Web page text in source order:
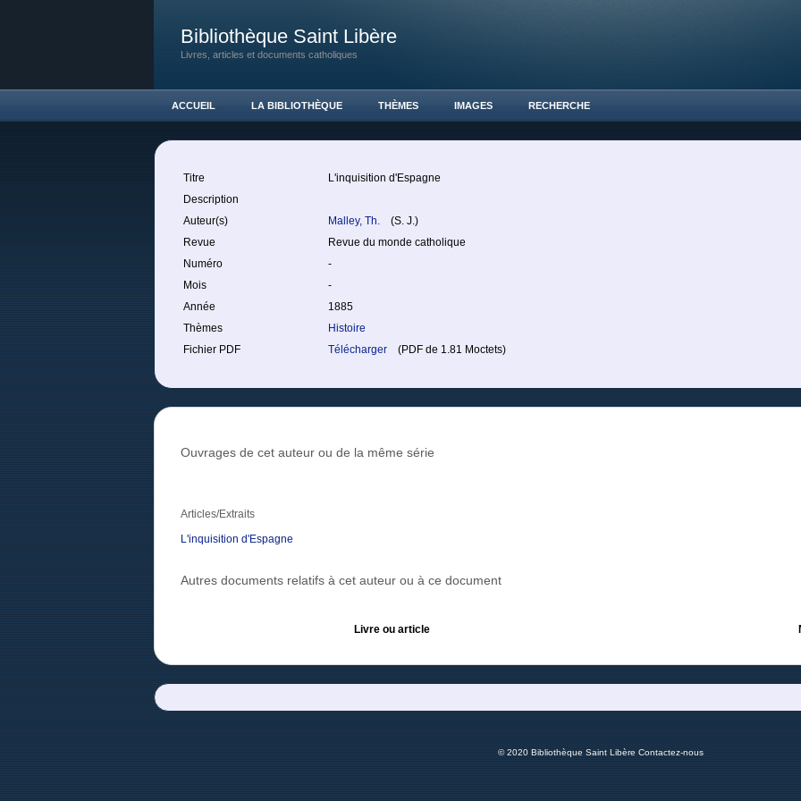
Bibliothèque Saint Libère
Livres, articles et documents catholiques
ACCUEIL LA BIBLIOTHÈQUE THÈMES IMAGES RECHERCHE
Titre
L'inquisition d'Espagne
Description
Auteur(s)
Malley, Th.
(S. J.)
Revue
Revue du monde catholique
Numéro
-
Mois
-
Année
1885
Thèmes
Histoire
Fichier PDF
Télécharger (PDF de 1.81 Moctets)
Ouvrages de cet auteur ou de la même série
Articles/Extraits
L'inquisition d'Espagne
Autres documents relatifs à cet auteur ou à ce document
Livre ou article
© 2020 Bibliothèque Saint Libère Contactez-nous